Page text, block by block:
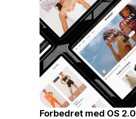
Forbedret med OS 2.0